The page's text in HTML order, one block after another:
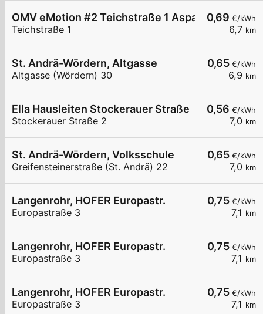
0,69 €/kWh
6,7 km
OMV eMotion #2 Teichstraße 1 Asparn/
Teichstraße 1
0,65 €/kWh
6,9 km
St. Andrä-Wördern, Altgasse
Altgasse (Wördern) 30
0,56 €/kWh
7,0 km
Ella Hausleiten Stockerauer Straße
Stockerauer Straße 2
0,65 €/kWh
7,0 km
St. Andrä-Wördern, Volksschule
Greifensteinerstraße (St. Andrä) 22
0,75 €/kWh
7,1 km
Langenrohr, HOFER Europastr.
Europastraße 3
0,75 €/kWh
7,1 km
Langenrohr, HOFER Europastr.
Europastraße 3
0,75 €/kWh
7,1 km
Langenrohr, HOFER Europastr.
Europastraße 3